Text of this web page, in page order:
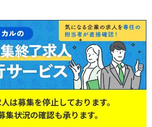
は募集を停止しております。
集状況の確認も承ります。